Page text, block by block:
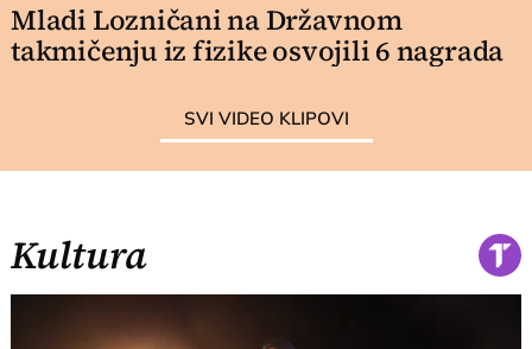
Mladi Lozničani na Državnom
takmičenju iz fizike osvojili 6 nagrada
SVI VIDEO KLIPOVI
Kultura